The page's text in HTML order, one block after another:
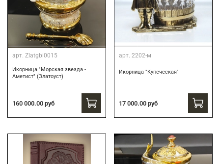
арт. Zlatgbi0015
Икорница "Морская звезда -
Аметист" (Златоуст)
160 000.00 руб
арт. 2202-м
Икорница "Купеческая"
17 000.00 руб